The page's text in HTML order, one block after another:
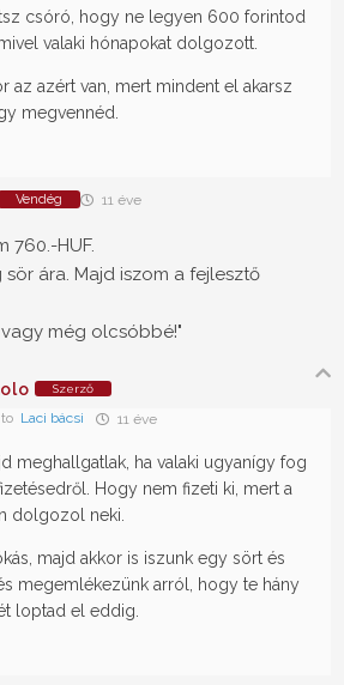
csóró, hogy ne legyen 600 forintod
valaki hónapokat dolgozott.
az azért van, mert mindent el akarsz
megvennéd.
Vendég 11 éve
760.-HUF.
ára. Majd iszom a fejlesztő
még olcsóbbé!"
Szerző
Laci bácsi 11 éve
meghallgatlak, ha valaki ugyanígy fog
Hogy nem fizeti ki, mert a
dolgozol neki.
majd akkor is iszunk egy sört és
megemlékezünk arról, hogy te hány
loptad el eddig.